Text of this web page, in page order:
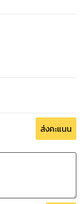
ส่งคะแนน